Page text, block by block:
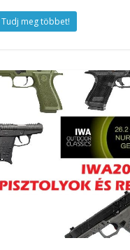
Tudj meg többet!